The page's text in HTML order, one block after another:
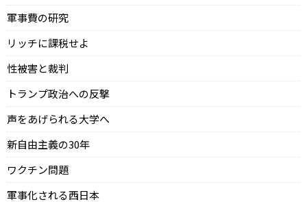
軍事費の研究
リッチに課税せよ
性被害と裁判
トランプ政治への反撃
声をあげられる大学へ
新自由主義の30年
ワクチン問題
軍事化される西日本